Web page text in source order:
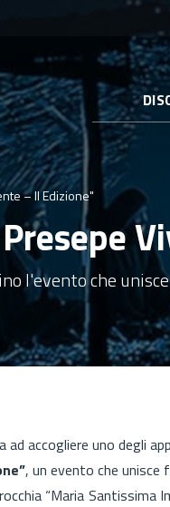
– II Edizione"
l'evento che
ad accogliere uno degli
, un evento che unisce
“Maria Santissima